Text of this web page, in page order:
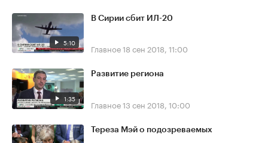
5:10
В Сирии сбит ИЛ-20
Главное18 сен 2018, 11:00
1:35
Развитие региона
Главное13 сен 2018, 10:00
Тереза Мэй о подозреваемых